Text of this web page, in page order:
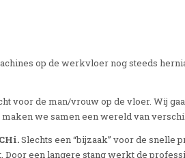
op de werkvloer nog steeds
voor de man/vrouw op de vloer. Wij
we samen een wereld van
Slechts een “bijzaak” voor de snelle
Door een langere stang werkt de